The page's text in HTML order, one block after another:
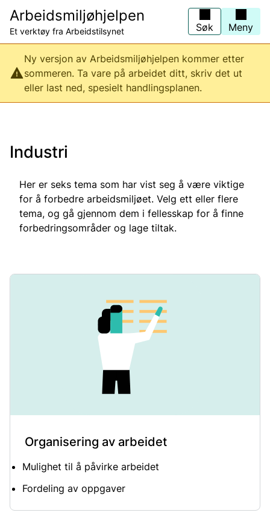
hovedinnhold
Arbeidsmiljøhjelpen
Et verktøy fra Arbeidstilsynet Søk Meny
Ny versjon av Arbeidsmiljøhjelpen kommer etter
sommeren. Ta vare på arbeidet ditt, skriv det ut
eller last ned, spesielt handlingsplanen.
Industri
Her er seks tema som har vist seg å være viktige
for å forbedre arbeidsmiljøet. Velg ett eller flere
tema, og gå gjennom dem i fellesskap for å finne
forbedringsområder og lage tiltak.
Organisering av arbeidet
Mulighet til å påvirke arbeidet
Fordeling av oppgaver